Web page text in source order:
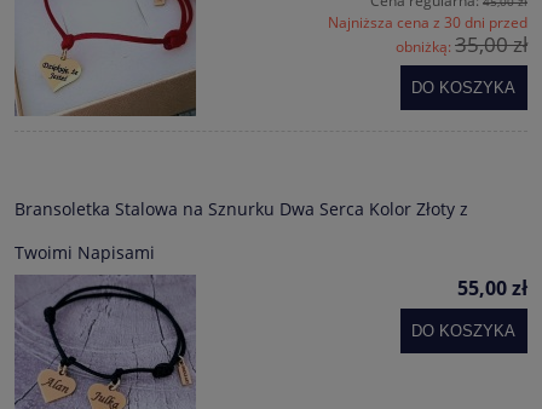
Najniższa cena z 30 dni przed
obniżką: 35,00 zł
DO KOSZYKA
Bransoletka Stalowa na Sznurku Dwa Serca Kolor Złoty z
Twoimi Napisami
55,00 zł
DO KOSZYKA